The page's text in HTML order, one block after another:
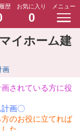
歴 お気に入り
0
メニュー
イホーム建
画
されている方に役
画〇
のお役に立てれば